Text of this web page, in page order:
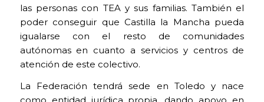
las personas con TEA y sus familias. También el
poder conseguir que Castilla la Mancha pueda
igualarse con el resto de comunidades
autónomas en cuanto a servicios y centros de
atención de este colectivo.
La Federación tendrá sede en Toledo y nace
como entidad jurídica propia, dando apoyo en
COOKIES
TÉCNICAS
Para que
nuestra